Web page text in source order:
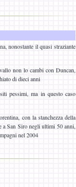
nonostante il quasi straziante
non lo cambi con Duncan,
di dieci anni
pessimi, ma in questo caso
con la stanchezza della
a San Siro negli ultimi 50 anni,
nel 2004